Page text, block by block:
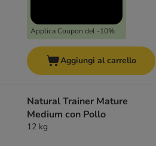
Applica Coupon del -10%
Aggiungi al carrello
Natural Trainer Mature
Medium con Pollo
12 kg